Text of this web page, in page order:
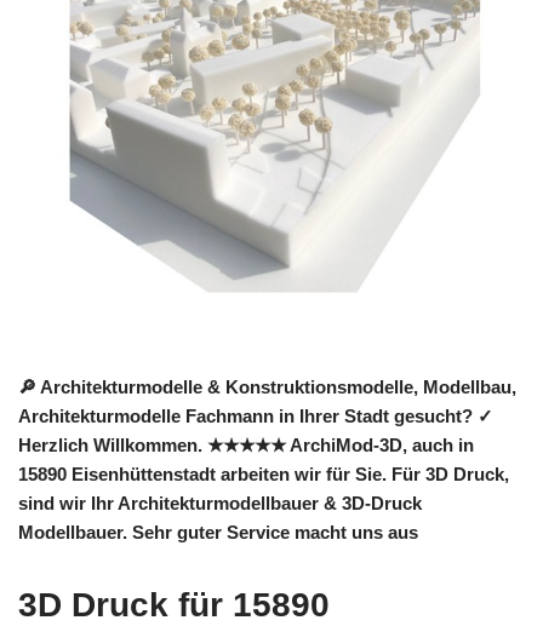
🔎 Architekturmodelle & Konstruktionsmodelle, Modellbau,
Architekturmodelle Fachmann in Ihrer Stadt gesucht? ✓
Herzlich Willkommen. ★★★★★ ArchiMod-3D, auch in
15890 Eisenhüttenstadt arbeiten wir für Sie. Für 3D Druck,
sind wir Ihr Architekturmodellbauer & 3D-Druck
Modellbauer. Sehr guter Service macht uns aus
3D Druck für 15890